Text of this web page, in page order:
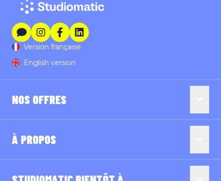
Version française
English version
NOS OFFRES
À PROPOS